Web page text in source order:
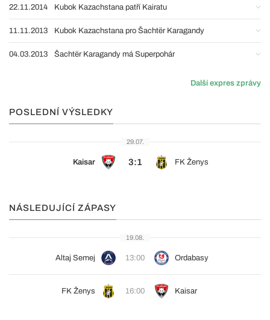
22.11.2014 Kubok Kazachstana patří Kairatu
11.11.2013 Kubok Kazachstana pro Šachtër Karagandy
04.03.2013 Šachtër Karagandy má Superpohár
Další expres zprávy
POSLEDNÍ VÝSLEDKY
29.07.
Kaisar 3:1 FK Ženys
NÁSLEDUJÍCÍ ZÁPASY
19.08.
Altaj Semej 13:00 Ordabasy
FK Ženys 16:00 Kaisar